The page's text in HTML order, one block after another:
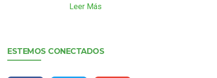
Leer Más
ESTEMOS CONECTADOS